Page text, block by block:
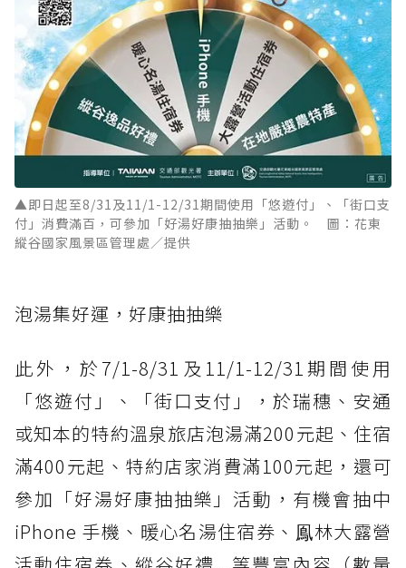
▲即日起至8/31及11/1-12/31期間使用「悠遊付」、「街口支
付」消費滿百，可參加「好湯好康抽抽樂」活動。 圖：花東
縱谷國家風景區管理處／提供
泡湯集好運，好康抽抽樂
此外，於7/1-8/31及11/1-12/31期間使用
「悠遊付」、「街口支付」，於瑞穗、安通
或知本的特約溫泉旅店泡湯滿200元起、住宿
滿400元起、特約店家消費滿100元起，還可
參加「好湯好康抽抽樂」活動，有機會抽中
iPhone 手機、暖心名湯住宿券、鳯林大露營